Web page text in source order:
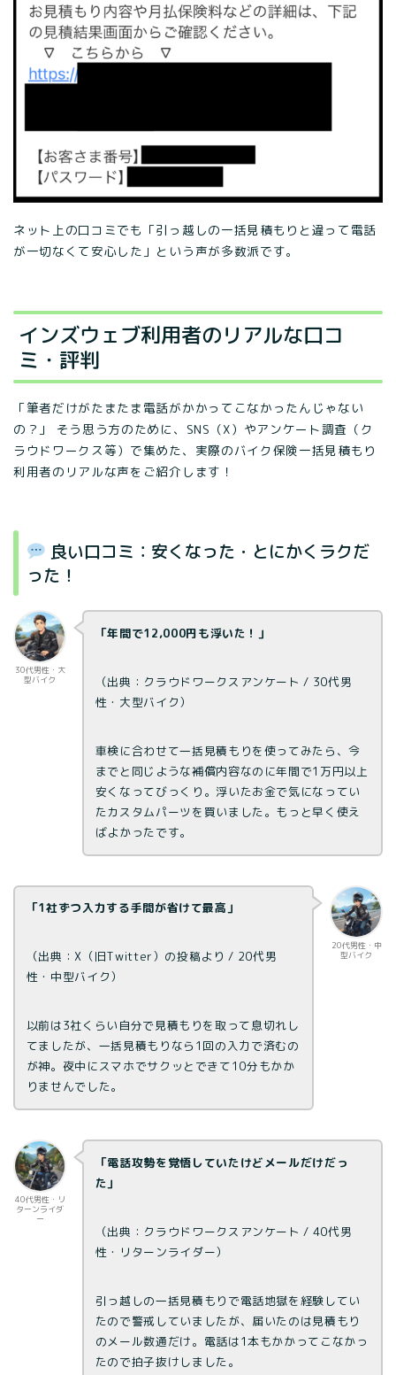
ネット上の口コミでも「引っ越しの一括見積もりと違って電話
が一切なくて安心した」という声が多数派です。
インズウェブ利用者のリアルな口コ
ミ・評判
「筆者だけがたまたま電話がかかってこなかったんじゃない
の？」 そう思う方のために、SNS（X）やアンケート調査（ク
ラウドワークス等）で集めた、実際のバイク保険一括見積もり
利用者のリアルな声をご紹介します！
良い口コミ：安くなった・とにかくラクだ
った！
30代男性・大
型バイク
「年間で12,000円も浮いた！」
（出典：クラウドワークスアンケート / 30代男
性・大型バイク）
車検に合わせて一括見積もりを使ってみたら、今
までと同じような補償内容なのに年間で1万円以上
安くなってびっくり。浮いたお金で気になってい
たカスタムパーツを買いました。もっと早く使え
ばよかったです。
20代男性・中
型バイク
「1社ずつ入力する手間が省けて最高」
（出典：X（旧Twitter）の投稿より / 20代男
性・中型バイク）
以前は3社くらい自分で見積もりを取って息切れし
てましたが、一括見積もりなら1回の入力で済むの
が神。夜中にスマホでサクッとできて10分もかか
りませんでした。
40代男性・リ
ターンライダ
ー
「電話攻勢を覚悟していたけどメールだけだっ
た」
（出典：クラウドワークスアンケート / 40代男
性・リターンライダー）
引っ越しの一括見積もりで電話地獄を経験してい
たので警戒していましたが、届いたのは見積もり
のメール数通だけ。電話は1本もかかってこなかっ
たので拍子抜けしました。